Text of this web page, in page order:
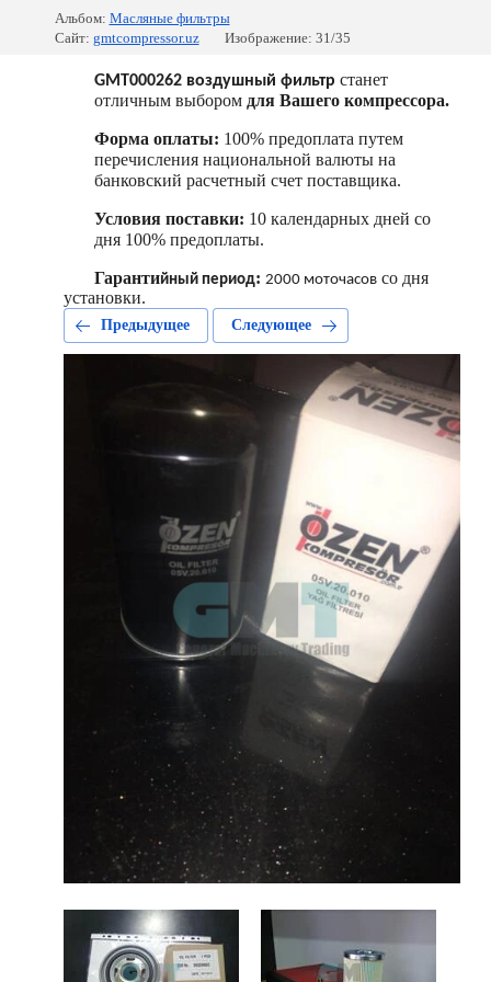
Альбом: Масляные фильтры
Сайт: gmtcompressor.uz Изображение: 31/35
GMT000262 воздушный фильтр станет
отличным выбором для Вашего компрессора.
Форма оплаты: 100% предоплата путем
перечисления национальной валюты на
банковский расчетный счет поставщика.
Условия поставки: 10 календарных дней со
дня 100% предоплаты.
Гарантийный период: 2000 моточасов со дня
установки.
Предыдущее Следующее